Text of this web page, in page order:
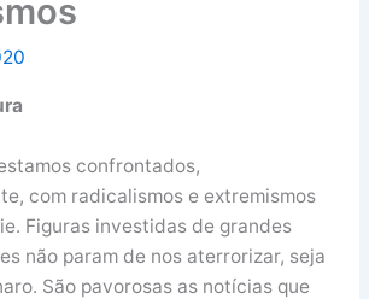
confrontados,
com radicalismos e extremismos
Figuras investidas de grandes
não param de nos aterrorizar, seja
São pavorosas as notícias que